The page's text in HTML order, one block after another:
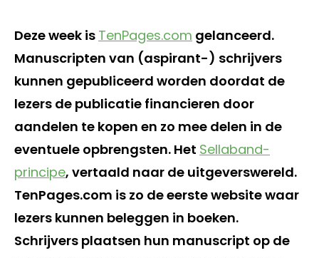
Deze week is TenPages.com gelanceerd.
Manuscripten van (aspirant-) schrijvers
kunnen gepubliceerd worden doordat de
lezers de publicatie financieren door
aandelen te kopen en zo mee delen in de
eventuele opbrengsten. Het Sellaband-
principe, vertaald naar de uitgeverswereld.
TenPages.com is zo de eerste website waar
lezers kunnen beleggen in boeken.
Schrijvers plaatsen hun manuscript op de